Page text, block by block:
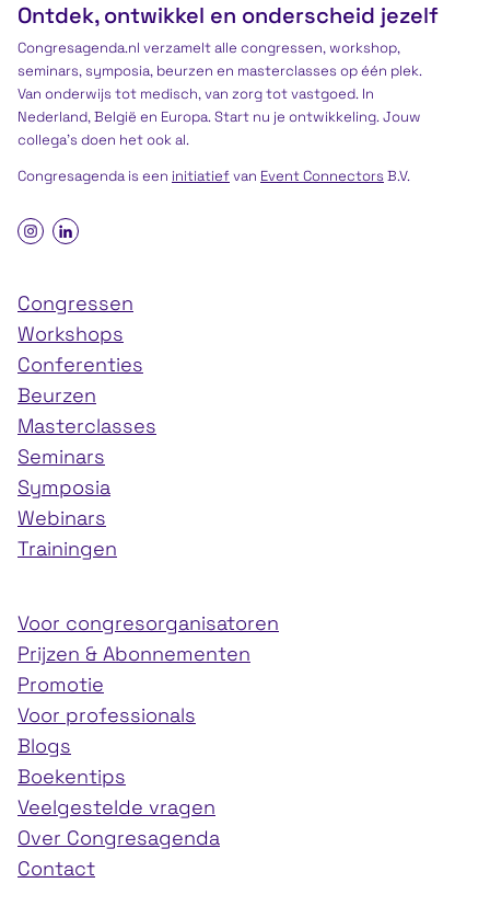
Ontdek, ontwikkel en onderscheid jezelf
Congresagenda.nl verzamelt alle congressen, workshop,
seminars, symposia, beurzen en masterclasses op één plek.
Van onderwijs tot medisch, van zorg tot vastgoed. In
Nederland, België en Europa. Start nu je ontwikkeling. Jouw
collega’s doen het ook al.
Congresagenda is een initiatiefvan Event ConnectorsB.V.
Congressen
Workshops
Conferenties
Beurzen
Masterclasses
Seminars
Symposia
Webinars
Trainingen
Voor congresorganisatoren
Prijzen & Abonnementen
Promotie
Voor professionals
Blogs
Boekentips
Veelgestelde vragen
Over Congresagenda
Contact